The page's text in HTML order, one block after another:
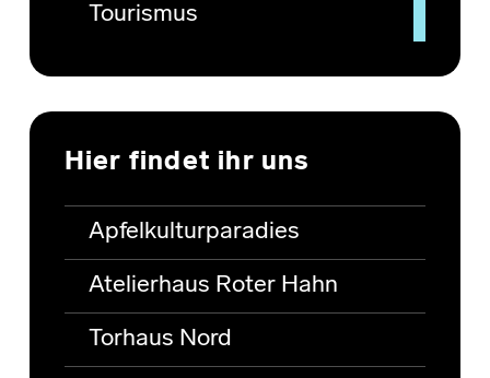
Tourismus
Hier findet ihr uns
Apfelkulturparadies
Atelierhaus Roter Hahn
Torhaus Nord